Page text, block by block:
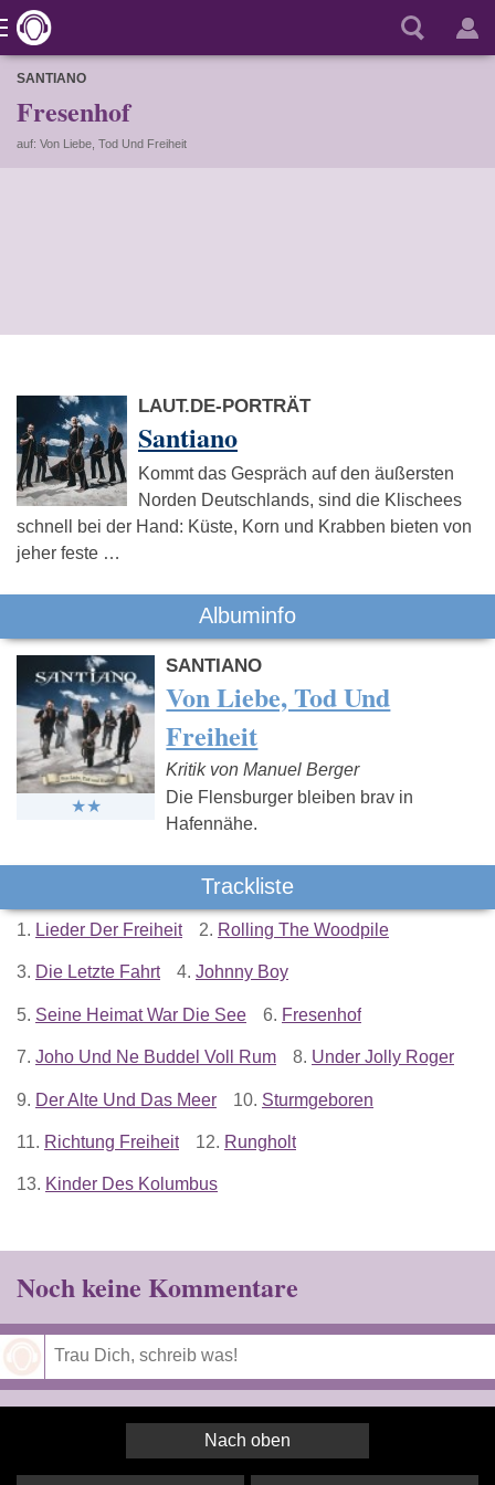
SANTIANO
Fresenhof
auf: Von Liebe, Tod Und Freiheit
LAUT.DE-PORTRÄT
Santiano
Kommt das Gespräch auf den äußersten
Norden Deutschlands, sind die Klischees
schnell bei der Hand: Küste, Korn und Krabben bieten von
jeher feste …
Albuminfo
SANTIANO
Von Liebe, Tod Und
Freiheit
Kritik von Manuel Berger
Die Flensburger bleiben brav in
Hafennähe.
Trackliste
1. Lieder Der Freiheit 2. Rolling The Woodpile
3. Die Letzte Fahrt 4. Johnny Boy
5. Seine Heimat War Die See 6. Fresenhof
7. Joho Und Ne Buddel Voll Rum 8. Under Jolly Roger
9. Der Alte Und Das Meer 10. Sturmgeboren
11. Richtung Freiheit 12. Rungholt
13. Kinder Des Kolumbus
Noch keine Kommentare
Nach oben